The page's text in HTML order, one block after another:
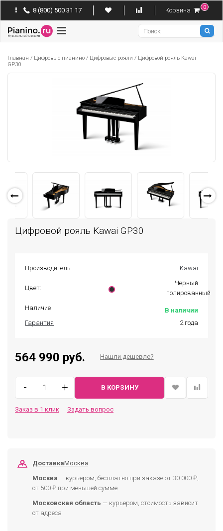
8 (800) 500 31 17 Корзина 0
Pianino
Главная / Цифровые пианино / Цифровые рояли / Цифровой рояль Kawai
GP30
Цифровой рояль Kawai GP30
Производитель Kawai
Цвет:
Черный
полированный
Наличие
В наличии
Гарантия
2 года
564 990 руб. Нашли дешевле?
- + В КОРЗИНУ
Заказ в 1 клик Задать вопрос
ДоставкаМосква
Москва — курьером, бесплатно при заказе от 30 000 ₽,
от 500 ₽ при меньшей сумме
Московская область — курьером, стоимость зависит
от адреса